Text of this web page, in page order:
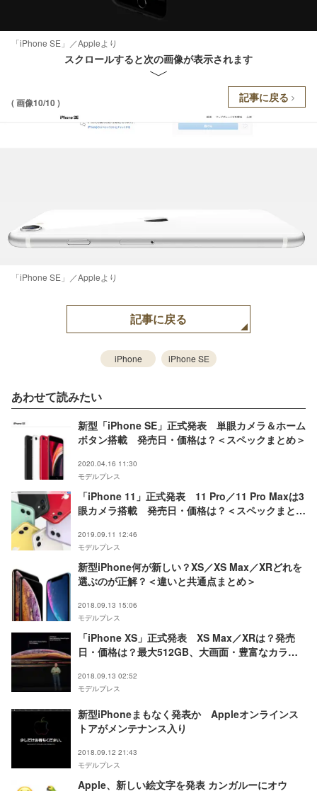
「iPhone SE」／Appleより
スクロールすると次の画像が表示されます
( 画像10/10 ) 記事に戻る
「iPhone SE」／Appleより
記事に戻る
iPhone iPhone SE
あわせて読みたい
新型「iPhone SE」正式発表 単眼カメラ＆ホーム
ボタン搭載 発売日・価格は？＜スペックまとめ＞
2020.04.16 11:30
モデルプレス
「iPhone 11」正式発表 11 Pro／11 Pro Maxは3
眼カメラ搭載 発売日・価格は？＜スペックまとめ
2019.09.11 12:46
モデルプレス
新型iPhone何が新しい？XS／XS Max／XRどれを
選ぶのが正解？＜違いと共通点まとめ＞
2018.09.13 15:06
モデルプレス
「iPhone XS」正式発表 XS Max／XRは？発売
日・価格は？最大512GB、大画面・豊富なカラー
2018.09.13 02:52
モデルプレス
新型iPhoneまもなく発表か Appleオンラインス
トアがメンテナンス入り
2018.09.12 21:43
モデルプレス
Apple、新しい絵文字を発表 カンガルーにオウ